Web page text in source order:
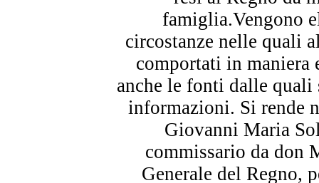
famiglia.Vengono
circostanze nelle quali
comportati in maniera
anche le fonti dalle quali
informazioni. Si rende
Giovanni Maria
commissario da don
Generale del Regno,